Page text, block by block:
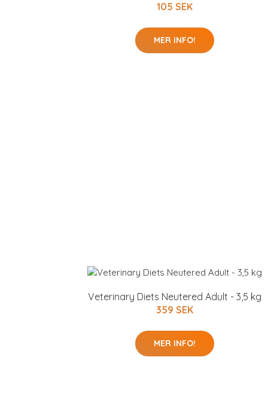
105 SEK
MER INFO!
Veterinary Diets Neutered Adult - 3,5 kg
359 SEK
MER INFO!